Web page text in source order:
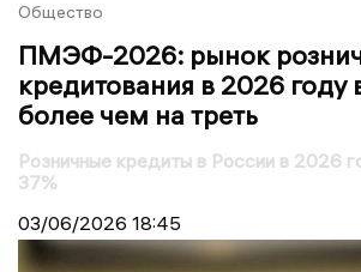
Общество
ПМЭФ-2026: рынок
кредитования в 2026 году
более чем на треть
Розничные кредиты в России в 2026
37%
03/06/2026 18:45